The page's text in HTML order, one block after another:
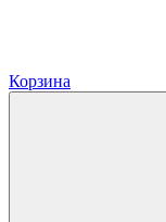
Корзина